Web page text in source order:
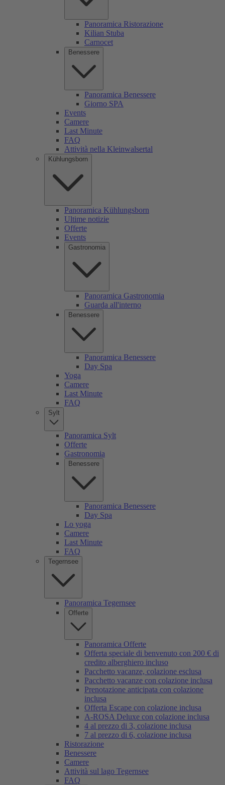
Panoramica Ristorazione
Kilian Stuba
Carnocet
Benessere
Panoramica Benessere
Giorno SPA
Events
Camere
Last Minute
FAQ
Attività nella Kleinwalsertal
Kühlungsborn
Panoramica Kühlungsborn
Ultime notizie
Offerte
Events
Gastronomia
Panoramica Gastronomia
Guarda all'interno
Benessere
Panoramica Benessere
Day Spa
Yoga
Camere
Last Minute
FAQ
Sylt
Panoramica Sylt
Offerte
Gastronomia
Benessere
Panoramica Benessere
Day Spa
Lo yoga
Camere
Last Minute
FAQ
Tegernsee
Panoramica Tegernsee
Offerte
Panoramica Offerte
Offerta speciale di benvenuto con 200 € di
credito alberghiero incluso
Pacchetto vacanze, colazione esclusa
Pacchetto vacanze con colazione inclusa
Prenotazione anticipata con colazione
inclusa
Offerta Escape con colazione inclusa
A-ROSA Deluxe con colazione inclusa
4 al prezzo di 3, colazione inclusa
7 al prezzo di 6, colazione inclusa
Ristorazione
Benessere
Camere
Attività sul lago Tegernsee
FAQ